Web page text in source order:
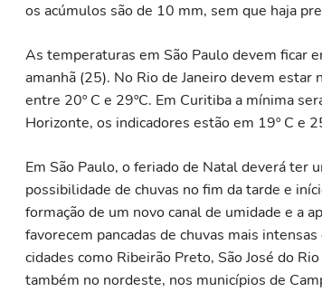
os acúmulos são de 10 mm, sem que haja
As temperaturas em São Paulo devem ficar
amanhã (25). No Rio de Janeiro devem estar
entre 20º C e 29ºC. Em Curitiba a mínima
Horizonte, os indicadores estão em 19º C e
Em São Paulo, o feriado de Natal deverá ter
possibilidade de chuvas no fim da tarde e
formação de um novo canal de umidade e a
favorecem pancadas de chuvas mais
cidades como Ribeirão Preto, São José do
também no nordeste, nos municípios de